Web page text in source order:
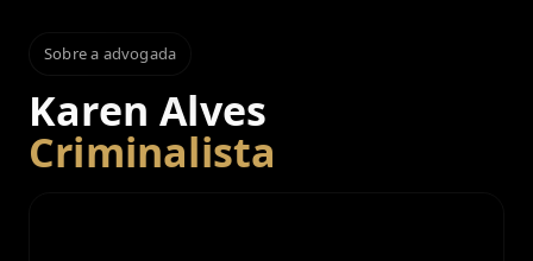
Sobre a advogada
Karen Alves
Criminalista